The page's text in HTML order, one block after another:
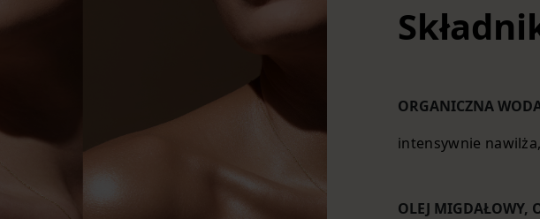
ORGANICZNA
intensywnie
OLEJ MIGDAŁOWY,